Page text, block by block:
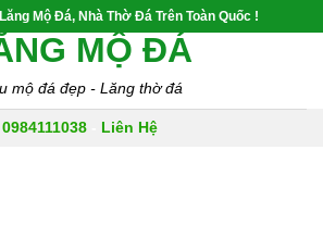
Mộ Đá, Nhà Thờ Đá Trên Toàn Quốc !
MỘ ĐÁ
mộ đá đẹp - Lăng thờ đá
0984111038- Liên Hệ